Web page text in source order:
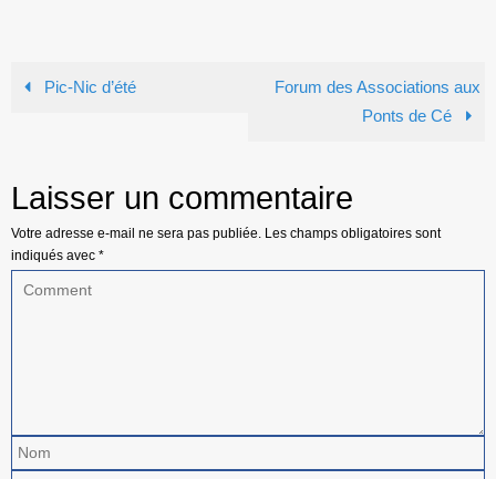
Pic-Nic d’été
Forum des Associations aux
Ponts de Cé
Laisser un commentaire
Votre adresse e-mail ne sera pas publiée. Les champs obligatoires sont
indiqués avec *